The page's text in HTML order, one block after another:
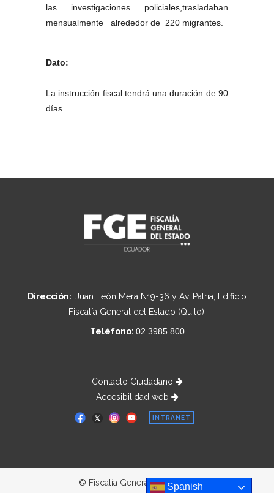
las investigaciones policiales,trasladaban
mensualmente alrededor de 220 migrantes.
Dato:
La instrucción fiscal tendrá una duración de 90
días.
Dirección: Juan León Mera N19-36 y Av. Patria, Edificio
Fiscalía General del Estado (Quito).
Teléfono: 02 3985 800
Contacto Ciudadano
Accesibilidad web
INTRANET
© Fiscalía General del Estado
Spanish